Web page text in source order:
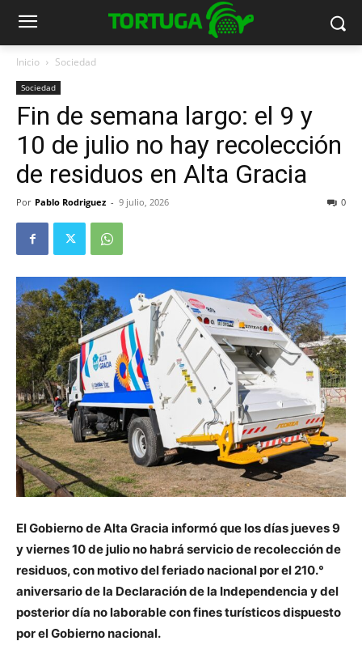
Inicio Sociedad
Sociedad
Fin de semana largo: el 9 y
10 de julio no hay recolección
de residuos en Alta Gracia
Por Pablo Rodriguez - 9 julio, 2026 0
El Gobierno de Alta Gracia informó que los días jueves 9
y viernes 10 de julio no habrá servicio de recolección de
residuos, con motivo del feriado nacional por el 210.°
aniversario de la Declaración de la Independencia y del
posterior día no laborable con fines turísticos dispuesto
por el Gobierno nacional.